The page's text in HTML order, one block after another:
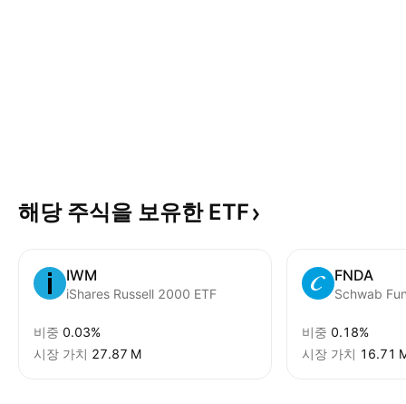
해당 주식을 보유한 ETF
IWM
iShares Russell 2000 ETF
비중 0.03%
시장 가치 ‪27.87 M‬
FNDA
비중 0.18%
시장 가치 ‪16.71